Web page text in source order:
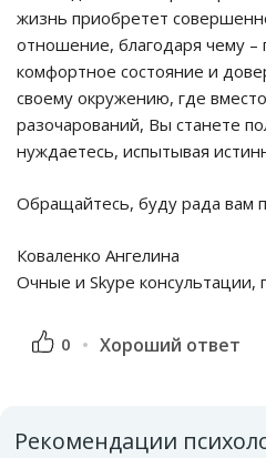
жизнь приобретет
отношение, благодаря чему –
комфортное состояние и
своему окружению, где
разочарований, Вы станете
нуждаетесь, испытывая
Обращайтесь, буду рада вам
Коваленко Ангелина
Очные и Skype консультации,
0 Хороший ответ
Рекомендации